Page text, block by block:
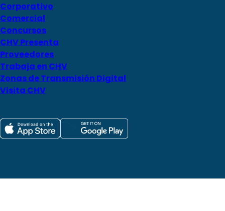
Corporativo
Comercial
Concursos
CHV Presenta
Proveedores
Trabaja en CHV
Zonas de Transmisión Digital
Visita CHV